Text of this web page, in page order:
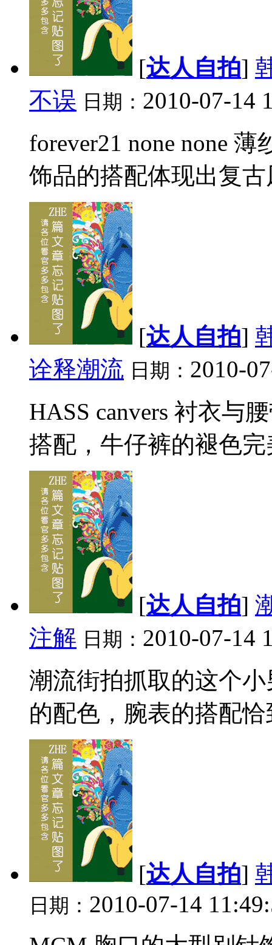
[达人自拍]
不误 日期： 2010-07-14
forever21 none none
饰品的搭配体现出复古
[达人自拍]
诠释潮流 日期： 2010-
HASS canvers 衬衣与
搭配，牛仔裤的褪色
[达人自拍]
注解 日期： 2010-07-14
潮流街拍抓取的这个
的配色，腕表的搭配
[达人自拍]
日期： 2010-07-14